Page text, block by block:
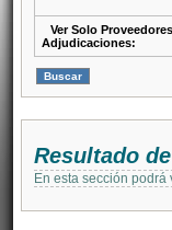
Ver Solo
Adjudicaciones:
Resultado
En esta sección